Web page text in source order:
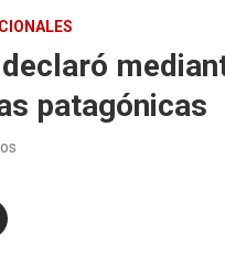
patagónicas